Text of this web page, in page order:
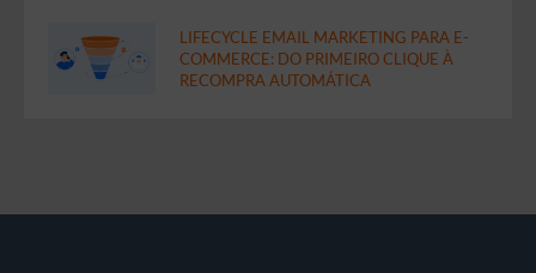
LIFECYCLE EMAIL MARKETING PARA E-
COMMERCE: DO PRIMEIRO CLIQUE À
RECOMPRA AUTOMÁTICA